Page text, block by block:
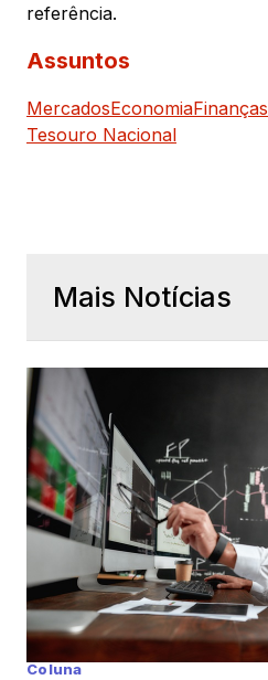
referência.
Assuntos
MercadosEconomiaFinanças
Tesouro Nacional
Mais Notícias
Coluna